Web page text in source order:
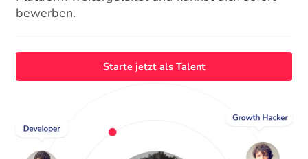
bewerben.
Starte jetzt als Talent